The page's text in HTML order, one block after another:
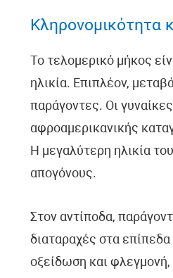
Κληρονομικότητα
Το τελομερικό μήκος
ηλικία. Επιπλέον,
παράγοντες. Οι
αφροαμερικανικής
Η μεγαλύτερη ηλικία
απογόνους.
Στον αντίποδα,
διαταραχές στα
οξείδωση και